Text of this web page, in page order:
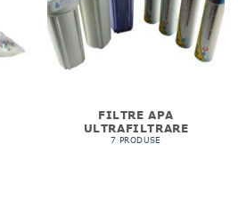
FILTRE APA
ULTRAFILTRARE
7 PRODUSE